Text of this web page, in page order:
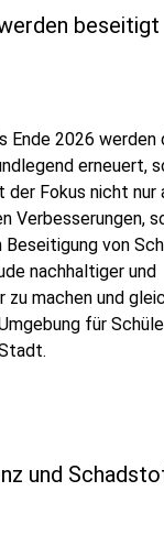
beseitigt
Ende 2026 werden
erneuert,
Fokus nicht nur
Verbesserungen,
Beseitigung von
nachhaltiger und
zu machen und
für
und